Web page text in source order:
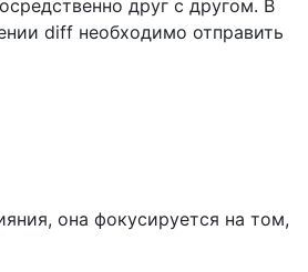
друг с другом. В
diff необходимо отправить
она фокусируется на том,